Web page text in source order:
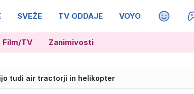
SVEŽE TV ODDAJE VOYO MAGAZIN
Film/TV Zanimivosti
tudi air tractorji in helikopter